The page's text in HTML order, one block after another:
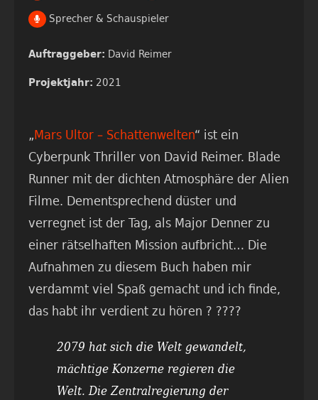
Sprecher & Schauspieler
Auftraggeber: David Reimer
Projektjahr: 2021
„Mars Ultor – Schattenwelten“ ist ein
Cyberpunk Thriller von David Reimer. Blade
Runner mit der dichten Atmosphäre der Alien
Filme. Dementsprechend düster und
verregnet ist der Tag, als Major Denner zu
einer rätselhaften Mission aufbricht… Die
Aufnahmen zu diesem Buch haben mir
verdammt viel Spaß gemacht und ich finde,
das habt ihr verdient zu hören ? ????
2079 hat sich die Welt gewandelt,
mächtige Konzerne regieren die
Welt. Die Zentralregierung der